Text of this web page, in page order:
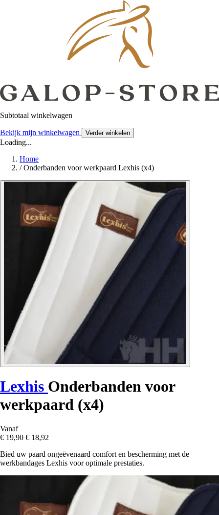
Subtotaal winkelwagen
Bekijk mijn winkelwagen Verder winkelen
Loading...
Home
/ Onderbanden voor werkpaard Lexhis (x4)
Lexhis Onderbanden voor
werkpaard (x4)
Vanaf
€ 19,90 € 18,92
Bied uw paard ongeëvenaard comfort en bescherming met de
werkbandages Lexhis voor optimale prestaties.